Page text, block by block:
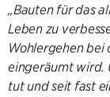
„Bauten für das
Leben zu
Wohlergehen bei
eingeräumt wird.
tut und seit fast